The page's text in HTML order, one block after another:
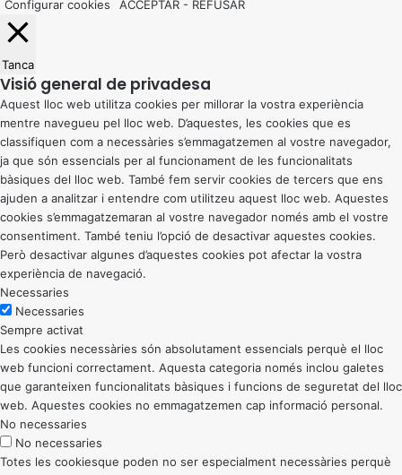
Configurar cookies
ACCEPTAR - REFUSAR
Tanca
Visió general de privadesa
Aquest lloc web utilitza cookies per millorar la vostra experiència
mentre navegueu pel lloc web. D’aquestes, les cookies que es
classifiquen com a necessàries s’emmagatzemen al vostre navegador,
ja que són essencials per al funcionament de les funcionalitats
bàsiques del lloc web. També fem servir cookies de tercers que ens
ajuden a analitzar i entendre com utilitzeu aquest lloc web. Aquestes
cookies s’emmagatzemaran al vostre navegador només amb el vostre
consentiment. També teniu l’opció de desactivar aquestes cookies.
Però desactivar algunes d’aquestes cookies pot afectar la vostra
experiència de navegació.
Necessaries
Necessaries
Sempre activat
Les cookies necessàries són absolutament essencials perquè el lloc
web funcioni correctament. Aquesta categoria només inclou galetes
que garanteixen funcionalitats bàsiques i funcions de seguretat del lloc
web. Aquestes cookies no emmagatzemen cap informació personal.
No necessaries
No necessaries
Totes les cookiesque poden no ser especialment necessàries perquè